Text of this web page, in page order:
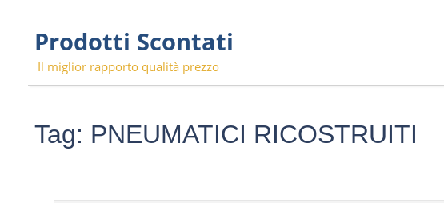
content
Prodotti Scontati
Il miglior rapporto qualità prezzo
Tag: PNEUMATICI RICOSTRUITI